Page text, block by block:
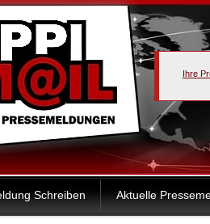
Ihre
Schreiben Aktuelle